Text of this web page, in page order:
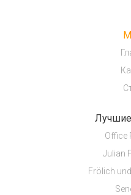
Office
Julian
Frölich